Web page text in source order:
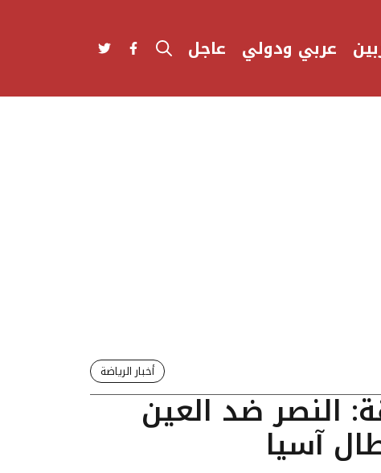
عربي ودولي عاجل
أخبار الرياضة
النصر ضد العين
آسيا